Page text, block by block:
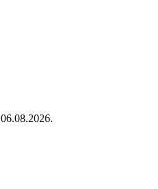
06.08.2026.